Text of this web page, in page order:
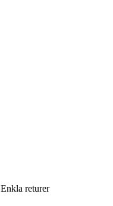
Enkla returer